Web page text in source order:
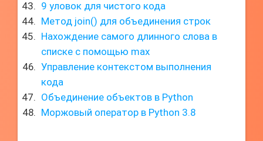
9 уловок для чистого кода
Метод join() для объединения строк
Нахождение самого длинного слова в
списке с помощью max
Управление контекстом выполнения
кода
Объединение объектов в Python
Моржовый оператор в Python 3.8